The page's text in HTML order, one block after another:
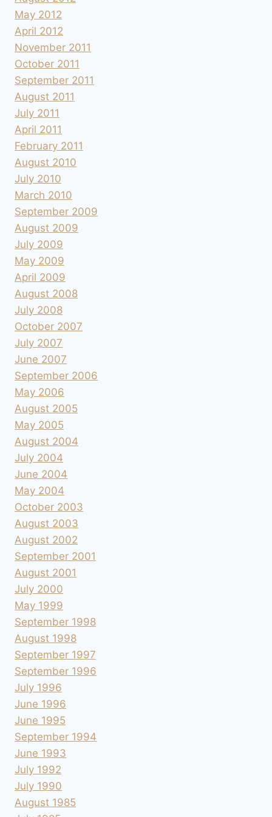
May 2012
April 2012
November 2011
October 2011
September 2011
August 2011
July 2011
April 2011
February 2011
August 2010
July 2010
March 2010
September 2009
August 2009
July 2009
May 2009
April 2009
August 2008
July 2008
October 2007
July 2007
June 2007
September 2006
May 2006
August 2005
May 2005
August 2004
July 2004
June 2004
May 2004
October 2003
August 2003
August 2002
September 2001
August 2001
July 2000
May 1999
September 1998
August 1998
September 1997
September 1996
July 1996
June 1996
June 1995
September 1994
June 1993
July 1992
July 1990
August 1985